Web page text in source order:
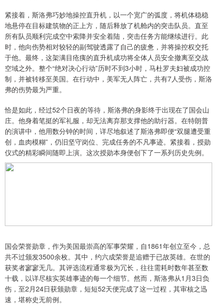
紧接着，斯洛弗巧妙地操控直升机，以一个宽广的弧度，将机体稳稳
地悬停在目标建筑物的正上方，随后释放了机舱内的突击队员。直至
所有队员顺利完成空中索降并安全着陆，突击任务方能继续进行。此
时，他向伤势相对较轻的副驾驶透露了自己的疲惫，并将操控权交托
于他。最终，这架满目疮痍的直升机成功将全体人员安全撤离至交战
空域之外。整个“绝对决心行动”历时不到3小时，马杜罗夫妇被成功控
制，并被转移至美国。在行动中，美军无人阵亡，共有7人受伤，斯洛
弗的伤势最为严重。
恰是如此，经过52个日夜的等待，斯洛弗的身影终于出现在了国会山
庄。他身着笔挺的军礼服，却无法离弃那支撑他的助行器。在特朗普
的演讲中，他用数分钟的时间，详尽地叙述了斯洛弗即便“双腿遭受重
创，血肉模糊”，仍旧坚守岗位、完成任务的不凡事迹。紧接着，授勋
仪式的精彩瞬间随即上演。这次授勋本身便创下了一系列历史先例。
国会荣誉勋章，作为美国最崇高的军事荣耀，自1861年创立至今，总
共不过颁发3500余枚。其中，约六成荣誉是追赠于已故英雄。在世的
获奖者寥寥无几。其评选流程通常极为冗长，往往需耗时数年甚至数
十载，以详尽核实英雄事迹的每一个细节。然而，斯洛弗从1月3日负
伤，至2月24日获颁勋章，短短52天便完成了这一过程，其审核之迅
速，堪称史无前例。